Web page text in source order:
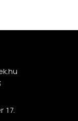
17.